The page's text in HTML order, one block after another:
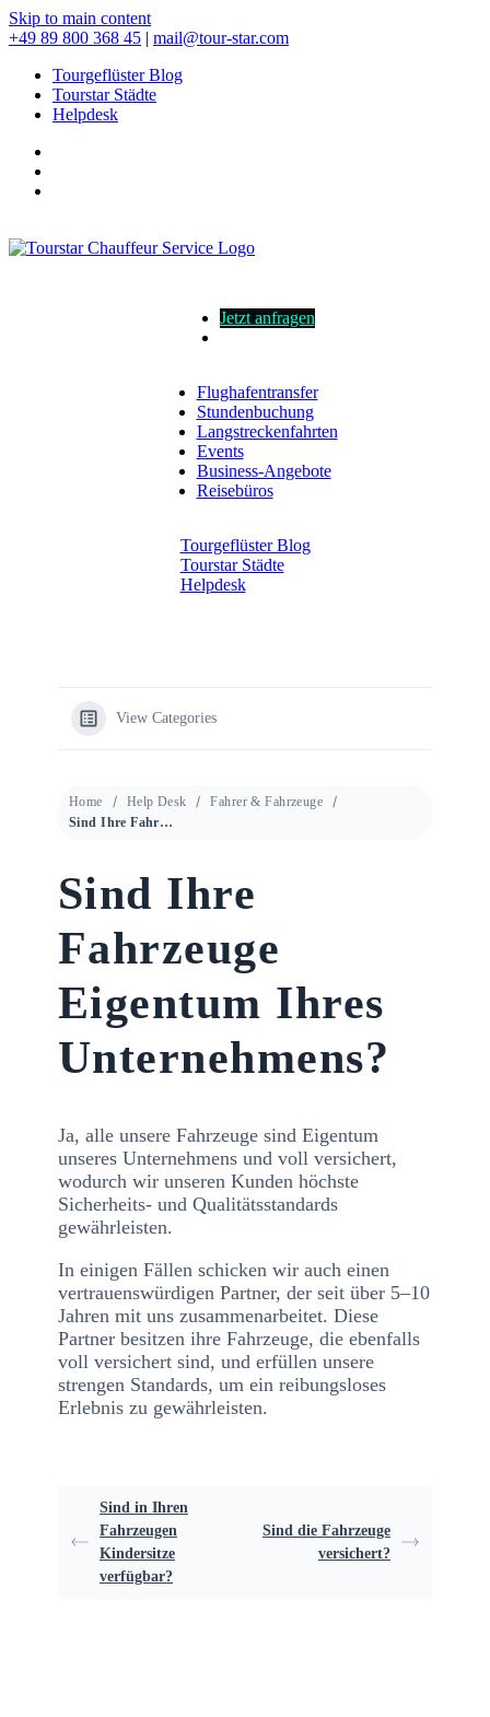
Skip to main content
+49 89 800 368 45 | mail@tour-star.com
Tourgeflüster Blog
Tourstar Städte
Helpdesk
Flughafentransfer
Stundenbuchung
Langstreckenfahrten
Events
Business-Angebote
Reisebüros
Jetzt anfragen
Tourgeflüster Blog
Tourstar Städte
Helpdesk
View Categories
Home Help Desk
Fahrer & Fahrzeuge
Sind Ihre Fahrzeuge Eigentum Ihres Unternehmens?
Sind Ihre
Fahrzeuge
Eigentum Ihres
Unternehmens?
Ja, alle unsere Fahrzeuge sind Eigentum
unseres Unternehmens und voll versichert,
wodurch wir unseren Kunden höchste
Sicherheits- und Qualitätsstandards
gewährleisten.
In einigen Fällen schicken wir auch einen
vertrauenswürdigen Partner, der seit über 5–10
Jahren mit uns zusammenarbeitet. Diese
Partner besitzen ihre Fahrzeuge, die ebenfalls
voll versichert sind, und erfüllen unsere
strengen Standards, um ein reibungsloses
Erlebnis zu gewährleisten.
Sind in Ihren
Fahrzeugen
Kindersitze
verfügbar?
Sind die Fahrzeuge
versichert?